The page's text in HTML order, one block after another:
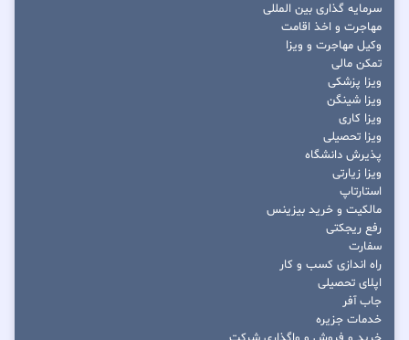
سرمایه گذاری بین المللی
مهاجرت و اخذ اقامت
وکیل مهاجرت و ویزا
تمکن مالی
ویزا پزشکی
ویزا شینگن
ویزا کاری
ویزا تحصیلی
پذیرش دانشگاه
ویزا زیارتی
استارتاپ
مالکیت و خرید بیزینس
رفع ریجکتی
سفارت
راه اندازی کسب و کار
اپلای تحصیلی
جاب آفر
خدمات جزیره